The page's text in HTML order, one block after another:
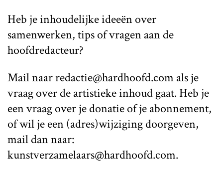
Heb je inhoudelijke ideeën over
samenwerken, tips of vragen aan de
hoofdredacteur?
Mail naar redactie@hardhoofd.com als je
vraag over de artistieke inhoud gaat. Heb je
een vraag over je donatie of je abonnement,
of wil je een (adres)wijziging doorgeven,
mail dan naar:
kunstverzamelaars@hardhoofd.com.